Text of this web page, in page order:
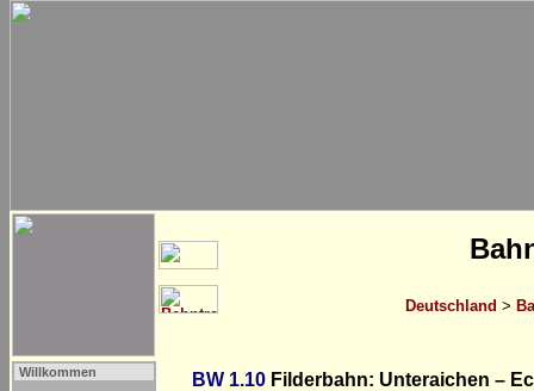
Deutschland >
Willkommen BW 1.10 Filderbahn: Unteraichen –